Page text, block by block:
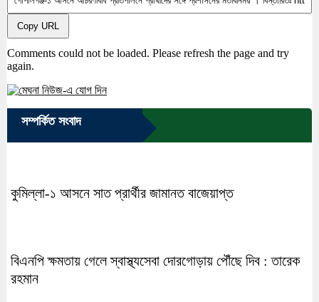
Copy URL
Comments could not be loaded. Please refresh the page and try
again.
সম্পর্কিত সংবাদ
কুমিল্লা-১ আসনে সাত প্রার্থীর জামানত বাজেয়াপ্ত
বিএনপি ক্ষমতায় গেলে স্বাস্থ্যসেবা দোরগোড়ায় পৌঁছে দিব : তারেক
রহমান